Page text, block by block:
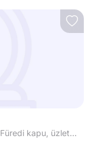
4032 Debrecen, Böszörményi út 68/b (Füredi kapu, üzletsor/ Lana ruházat mellett balra)